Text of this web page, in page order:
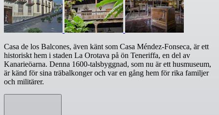
Casa de los Balcones, även känt som Casa Méndez-Fonseca, är ett
historiskt hem i staden La Orotava på ön Teneriffa, en del av
Kanarieöarna. Denna 1600-talsbyggnad, som nu är ett husmuseum,
är känd för sina träbalkonger och var en gång hem för rika familjer
och militärer.